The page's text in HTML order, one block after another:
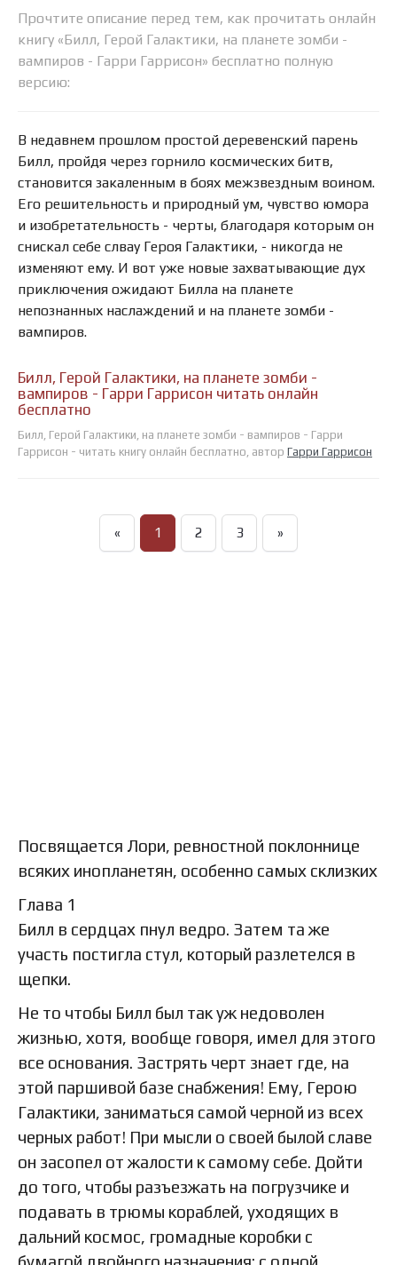
Прочтите описание перед тем, как прочитать онлайн
книгу «Билл, Герой Галактики, на планете зомби -
вампиров - Гарри Гаррисон» бесплатно полную
версию:
В недавнем прошлом простой деревенский парень
Билл, пройдя через горнило космических битв,
становится закаленным в боях межзвездным воином.
Его решительность и природный ум, чувство юмора
и изобретательность - черты, благодаря которым он
снискал себе слвау Героя Галактики, - никогда не
изменяют ему. И вот уже новые захватывающие дух
приключения ожидают Билла на планете
непознанных наслаждений и на планете зомби -
вампиров.
Билл, Герой Галактики, на планете зомби -
вампиров - Гарри Гаррисон читать онлайн
бесплатно
Билл, Герой Галактики, на планете зомби - вампиров - Гарри
Гаррисон - читать книгу онлайн бесплатно, автор Гарри Гаррисон
« 1 2 3 »
Посвящается Лори, ревностной поклоннице
всяких инопланетян, особенно самых склизких
Глава 1
Билл в сердцах пнул ведро. Затем та же
участь постигла стул, который разлетелся в
щепки.
Не то чтобы Билл был так уж недоволен
жизнью, хотя, вообще говоря, имел для этого
все основания. Застрять черт знает где, на
этой паршивой базе снабжения! Ему, Герою
Галактики, заниматься самой черной из всех
черных работ! При мысли о своей былой славе
он засопел от жалости к самому себе. Дойти
до того, чтобы разъезжать на погрузчике и
подавать в трюмы кораблей, уходящих в
дальний космос, громадные коробки с